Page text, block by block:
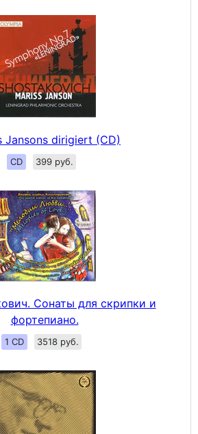
Jansons dirigiert (CD)
CD 399 руб.
Сонаты для скрипки и
фортепиано.
1 CD 3518 руб.